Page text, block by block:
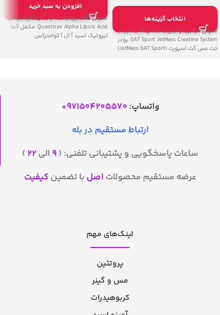
انتخاب گزینه‌ها
معرفی کراتین ترکیبی جت مس گت اسپرت
GAT Sport JetMass Creatine System پودر
جت مس گت اسپورت (JetMass GAT Sport)
افزودن به سبد خرید
معرفی آلفا لیپوئیک اسید آ ال آ کوامترکس
Quamtrax Alpha Lipoic Acid مکمل آلفا
لیپوئیک اسید آ ال آ کوامترکس
واتساپ: 971504205570
+
ارتباط مستقیم در بله
ساعات پاسخگویی و پشتیبانی تلفنی: ( ۹ الی ۲۲ )
عرضه مستقیم محصولات اصل با تضمین کیفیت
لینک‌های مهم
پروتئین
مس و گینر
کربوهیدرات